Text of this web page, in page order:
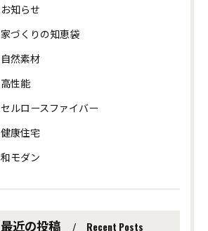
お知らせ
家づくりの知恵袋
自然素材
高性能
セルロースファイバー
健康住宅
和モダン
最近の投稿 Recent Posts